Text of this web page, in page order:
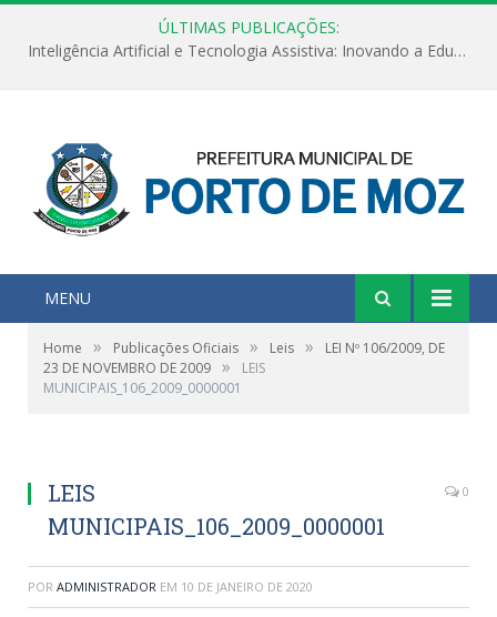
ÚLTIMAS PUBLICAÇÕES:
Inteligência Artificial e Tecnologia Assistiva: Inovando a Educação Especial e Inclusiva
MENU
Home » Publicações Oficiais » Leis »
LEI Nº 106/2009, DE
23 DE NOVEMBRO DE 2009 »
LEIS
MUNICIPAIS_106_2009_0000001
LEIS
MUNICIPAIS_106_2009_0000001
0
POR ADMINISTRADOR EM 10 DE JANEIRO DE 2020